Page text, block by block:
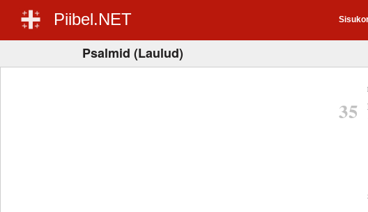
Piibel.NET
Psalmid (Laulud)
35